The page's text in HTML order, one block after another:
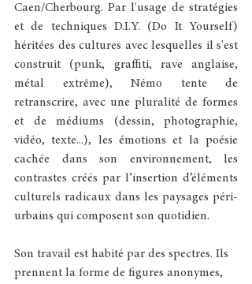
Caen/Cherbourg. Par l'usage de stratégies
et de techniques D.I.Y. (Do It Yourself)
héritées des cultures avec lesquelles il s'est
construit (punk, graffiti, rave anglaise,
métal extrême), Némo tente de
retranscrire, avec une pluralité de formes
et de médiums (dessin, photographie,
vidéo, texte...), les émotions et la poésie
cachée dans son environnement, les
contrastes créés par l’insertion d’éléments
culturels radicaux dans les paysages péri-
urbains qui composent son quotidien.
Son travail est habité par des spectres. Ils
prennent la forme de figures anonymes,